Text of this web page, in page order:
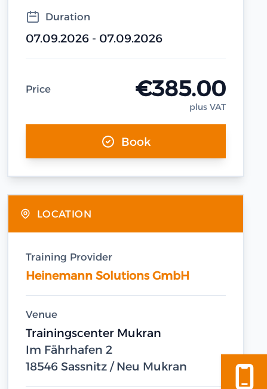
Duration
07.09.2026 - 07.09.2026
Price €385.00
plus VAT
Book
LOCATION
Training Provider
Heinemann Solutions GmbH
Venue
Trainingscenter Mukran
Im Fährhafen 2
18546 Sassnitz / Neu Mukran